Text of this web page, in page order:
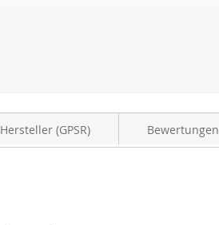
Hersteller (GPSR) Bewertungen